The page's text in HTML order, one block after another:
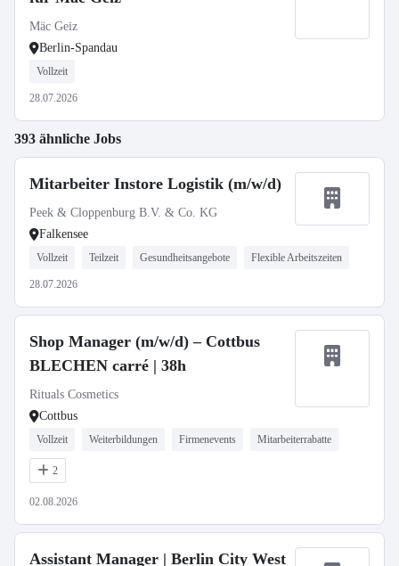
Mäc Geiz
Berlin-Spandau
Vollzeit
28.07.2026
393 ähnliche Jobs
Mitarbeiter Instore Logistik (m/w/d)
Peek & Cloppenburg B.V. & Co. KG
Falkensee
Vollzeit Teilzeit Gesundheitsangebote Flexible Arbeitszeiten
28.07.2026
Shop Manager (m/w/d) – Cottbus
BLECHEN carré | 38h
Rituals Cosmetics
Cottbus
Vollzeit Weiterbildungen Firmenevents Mitarbeiterrabatte
2
02.08.2026
Assistant Manager | Berlin City West